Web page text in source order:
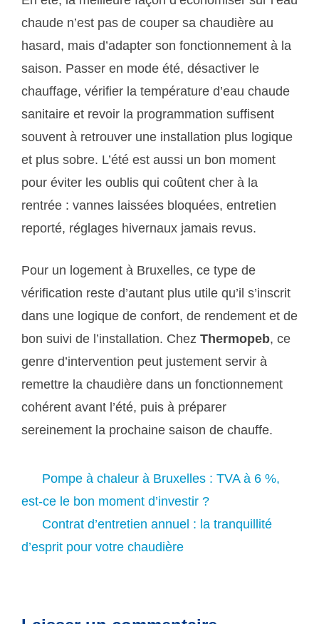
chaude n’est pas de couper sa chaudière au
hasard, mais d’adapter son fonctionnement à la
saison. Passer en mode été, désactiver le
chauffage, vérifier la température d’eau chaude
sanitaire et revoir la programmation suffisent
souvent à retrouver une installation plus logique
et plus sobre. L’été est aussi un bon moment
pour éviter les oublis qui coûtent cher à la
rentrée : vannes laissées bloquées, entretien
reporté, réglages hivernaux jamais revus.
Pour un logement à Bruxelles, ce type de
vérification reste d’autant plus utile qu’il s’inscrit
dans une logique de confort, de rendement et de
bon suivi de l’installation. Chez Thermopeb, ce
genre d’intervention peut justement servir à
remettre la chaudière dans un fonctionnement
cohérent avant l’été, puis à préparer
sereinement la prochaine saison de chauffe.
Pompe à chaleur à Bruxelles : TVA à 6 %,
est-ce le bon moment d’investir ?
Contrat d’entretien annuel : la tranquillité
d’esprit pour votre chaudière